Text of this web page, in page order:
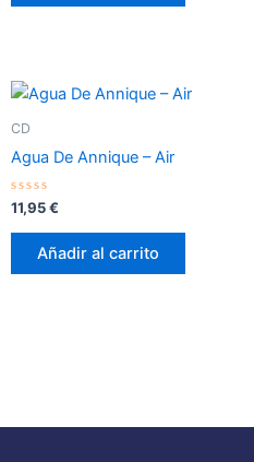
CD
Agua De Annique – Air
Valorado
con
0
11,95€
Añadir al carrito